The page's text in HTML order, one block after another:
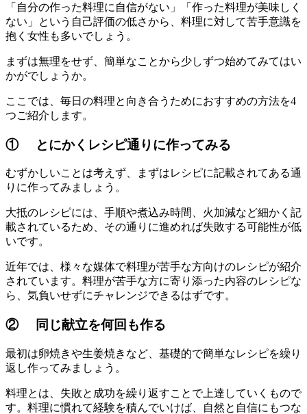
「自分の作った料理に自信がない」「作った料理が美味しく
ない」という自己評価の低さから、料理に対して苦手意識を
抱く女性も多いでしょう。
まずは無理をせず、簡単なことから少しずつ始めてみてはい
かがでしょうか。
ここでは、毎日の料理と向き合うためにおすすめの方法を4
つご紹介します。
① とにかくレシピ通りに作ってみる
むずかしいことは考えず、まずはレシピに記載されてある通
りに作ってみましょう。
大抵のレシピには、手順や煮込み時間、火加減など細かく記
載されているため、その通りに進めれば失敗する可能性が低
いです。
近年では、様々な媒体で料理が苦手な方向けのレシピが紹介
されています。料理が苦手な方に寄り添った内容のレシピな
ら、気負いせずにチャレンジできるはずです。
② 同じ献立を何回も作る
最初は卵焼きや生姜焼きなど、基礎的で簡単なレシピを繰り
返し作ってみましょう。
料理とは、失敗と成功を繰り返すことで上達していくもので
す。料理に慣れて経験を積んでいけば、自然と自信にもつな